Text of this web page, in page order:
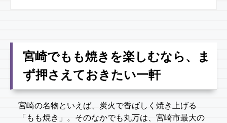
宮崎でもも焼きを楽しむなら、ま
ず押さえておきたい一軒
宮崎の名物といえば、炭火で香ばしく焼き上げる
「もも焼き」。そのなかでも丸万は、宮崎市最大の